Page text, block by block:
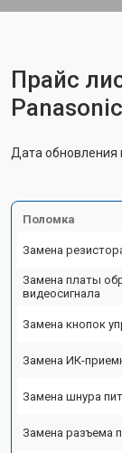
Прайс
Дата обновления
Поломка
Замена
Замена платы
видеосигнала
Замена кнопок
Замена ИК-
Замена шнура
Замена разъема